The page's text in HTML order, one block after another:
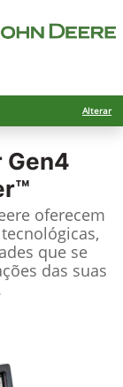
Alterar
Gen4
oferecem
que se
das suas